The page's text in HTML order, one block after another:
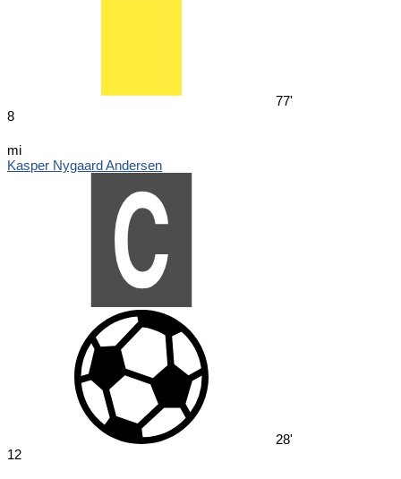
77'
8
mi
Kasper Nygaard Andersen
28'
12